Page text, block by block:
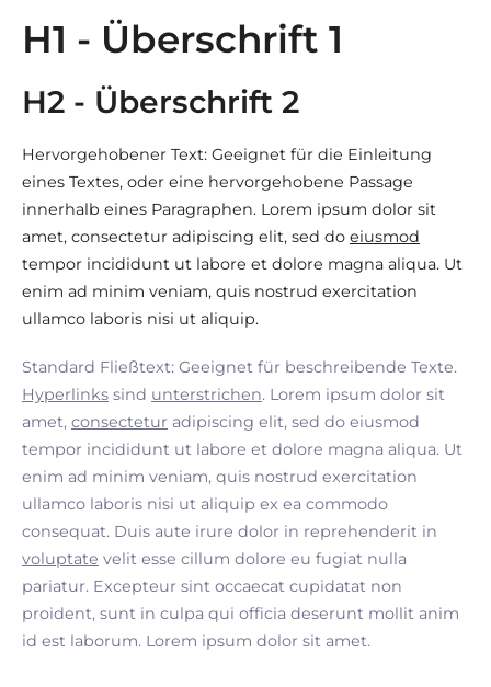
H1 - Überschrift 1
H2 - Überschrift 2
Hervorgehobener Text: Geeignet für die Einleitung
eines Textes, oder eine hervorgehobene Passage
innerhalb eines Paragraphen. Lorem ipsum dolor sit
amet, consectetur adipiscing elit, sed do eiusmod
tempor incididunt ut labore et dolore magna aliqua. Ut
enim ad minim veniam, quis nostrud exercitation
ullamco laboris nisi ut aliquip.
Standard Fließtext: Geeignet für beschreibende Texte.
Hyperlinks sind unterstrichen. Lorem ipsum dolor sit
amet, consectetur adipiscing elit, sed do eiusmod
tempor incididunt ut labore et dolore magna aliqua. Ut
enim ad minim veniam, quis nostrud exercitation
ullamco laboris nisi ut aliquip ex ea commodo
consequat. Duis aute irure dolor in reprehenderit in
voluptate velit esse cillum dolore eu fugiat nulla
pariatur. Excepteur sint occaecat cupidatat non
proident, sunt in culpa qui officia deserunt mollit anim
id est laborum. Lorem ipsum dolor sit amet.